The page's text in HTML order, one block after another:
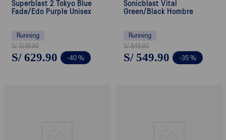
Superblast 2 Tokyo Blue
Fade/Edo Purple Unisex
Running
S/ 1049.90
S/ 629.90 -40 %
Sonicblast Vital
Green/Black Hombre
Running
S/ 849.90
S/ 549.90 -35 %